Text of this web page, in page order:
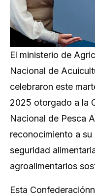
El ministerio de
Nacional de
celebraron este
2025 otorgado a la
Nacional de Pesca
reconocimiento a
seguridad
agroalimentarios
Esta